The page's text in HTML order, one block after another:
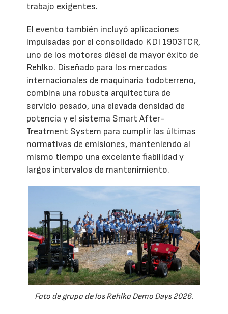
trabajo exigentes.
El evento también incluyó aplicaciones
impulsadas por el consolidado KDI 1903TCR,
uno de los motores diésel de mayor éxito de
Rehlko. Diseñado para los mercados
internacionales de maquinaria todoterreno,
combina una robusta arquitectura de
servicio pesado, una elevada densidad de
potencia y el sistema Smart After-
Treatment System para cumplir las últimas
normativas de emisiones, manteniendo al
mismo tiempo una excelente fiabilidad y
largos intervalos de mantenimiento.
Foto de grupo de los Rehlko Demo Days 2026.